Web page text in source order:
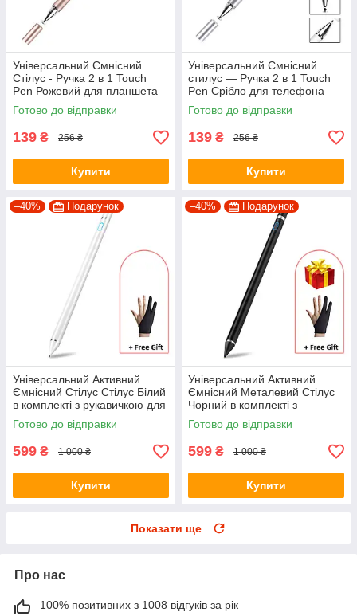
Універсальний Ємнісний
Стілус - Ручка 2 в 1 Touch
Pen Рожевий для планшета
сенсорного екрану
Готово до відправки
139 ₴ 256 ₴
Купити
Універсальний Ємнісний
стилус — Ручка 2 в 1 Touch
Pen Срібло для телефона
планшета сенсорного екрана
Готово до відправки
139 ₴ 256 ₴
Купити
–40% Подарунок
Універсальний Активний
Ємнісний Стілус Стілус Білий
в комплекті з рукавичкою для
телефону, планшета
Готово до відправки
599 ₴ 1 000 ₴
Купити
–40% Подарунок
Універсальний Активний
Ємнісний Металевий Стілус
Чорний в комплекті з
рукавичкою для телефону,
планшета
Готово до відправки
599 ₴ 1 000 ₴
Купити
Показати ще
Про нас
100% позитивних з 1008 відгуків за рік